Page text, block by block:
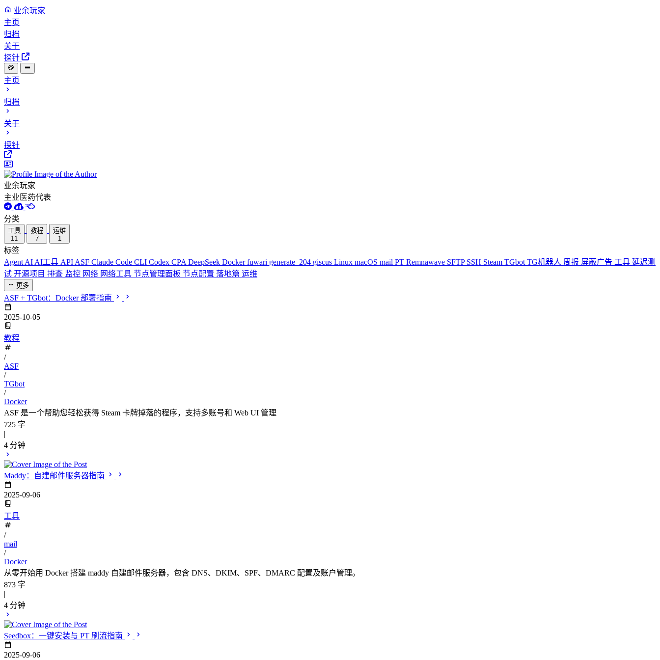
业余玩家
主页
归档
关于
探针
主页
归档
关于
探针
业余玩家
主业医药代表
分类
工具
11
教程
7
运维
1
标签
Agent AI AI工具 API ASF Claude Code CLI Codex CPA DeepSeek Dockerfuwari generate_204 giscus Linux macOS mail PT Remnawave SFTP SSH Steam TGbot TG机器人 周报 屏蔽广告 工具 延迟测
试 开源项目 排查 监控 网络 网络工具 节点管理面板 节点配置 落地篇 运维
更多
ASF + TGbot：Docker 部署指南
2025-10-05
教程
/
ASF
/
TGbot
/
Docker
ASF 是一个帮助您轻松获得 Steam 卡牌掉落的程序，支持多账号和 Web UI 管理
725 字
|
4 分钟
Maddy：自建邮件服务器指南
2025-09-06
工具
/
mail
/
Docker
从零开始用 Docker 搭建 maddy 自建邮件服务器，包含 DNS、DKIM、SPF、DMARC 配置及账户管理。
873 字
|
4 分钟
Seedbox：一键安装与 PT 刷流指南
2025-09-06